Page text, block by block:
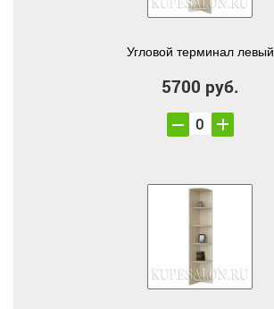
Угловой терминал левый
5700 руб.